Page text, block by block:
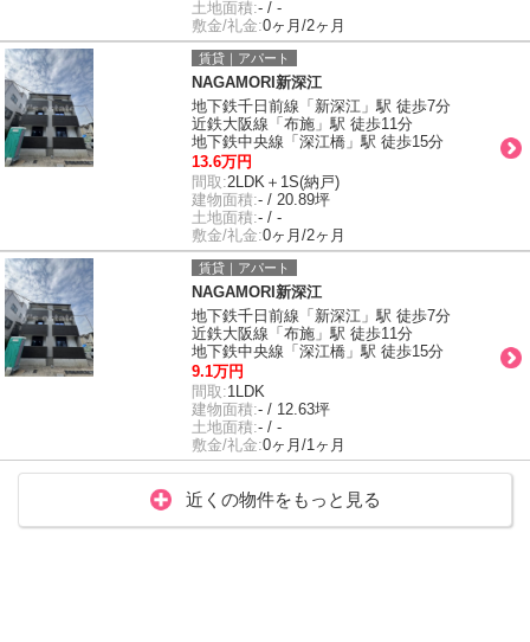
土地面積:- / -
敷金/礼金:0ヶ月/2ヶ月
賃貸｜アパート
NAGAMORI新深江
地下鉄千日前線「新深江」駅 徒歩7分
近鉄大阪線「布施」駅 徒歩11分
地下鉄中央線「深江橋」駅 徒歩15分
13.6万円
間取:2LDK＋1S(納戸)
建物面積:- / 20.89坪
土地面積:- / -
敷金/礼金:0ヶ月/2ヶ月
賃貸｜アパート
NAGAMORI新深江
地下鉄千日前線「新深江」駅 徒歩7分
近鉄大阪線「布施」駅 徒歩11分
地下鉄中央線「深江橋」駅 徒歩15分
9.1万円
間取:1LDK
建物面積:- / 12.63坪
土地面積:- / -
敷金/礼金:0ヶ月/1ヶ月
近くの物件をもっと見る